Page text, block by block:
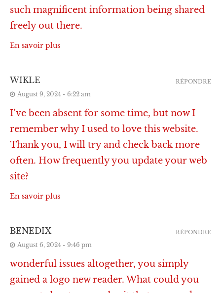
such magnificent information being shared
freely out there.
En savoir plus
WIKLE
August 9, 2024 - 6:22 am
I’ve been absent for some time, but now I
remember why I used to love this website.
Thank you, I will try and check back more
often. How frequently you update your web
site?
En savoir plus
RÉPONDRE
BENEDIX
August 6, 2024 - 9:46 pm
wonderful issues altogether, you simply
gained a logo new reader. What could you
RÉPONDRE